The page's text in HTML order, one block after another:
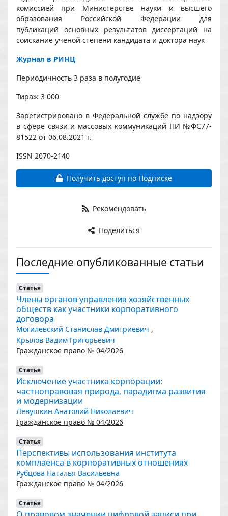
комиссией при Министерстве науки и высшего
образования Российской Федерации для
публикаций основных результатов диссертаций на
соискание ученой степени кандидата и доктора наук
Журнал в РИНЦ
Периодичность 3 раза в полугодие
Тираж 3 000
Зарегистрировано в Федеральной службе по надзору
в сфере связи и массовых коммуникаций ПИ №ФС77-
81522 от 06.08.2021 г.
ISSN 2070-2140
Получить доступ по Подписке
Рекомендовать
Поделиться
Последние опубликованные статьи
Статья
Члены органов управления хозяйственных
обществ как участники корпоративного
договора
Могилевский Станислав Дмитриевич ,
Крылов Вадим Григорьевич
Гражданское право № 04/2026
Статья
Исключение участника корпорации:
частноправовая природа, парадигма развития
и модернизации
Левушкин Анатолий Николаевич
Гражданское право № 04/2026
Статья
Перспективы использования института
комплаенса в корпоративных отношениях
Рубцова Наталья Васильевна
Гражданское право № 04/2026
Статья